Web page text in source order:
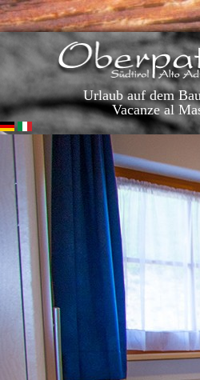
Urlaub auf dem
Vacanze al